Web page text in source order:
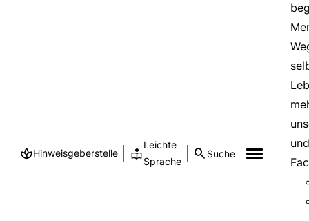
Hinweisgeberstelle
Leichte
Sprache
Suche